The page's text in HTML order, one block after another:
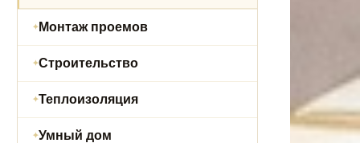
Монтаж проемов
Строительство
Теплоизоляция
Умный дом